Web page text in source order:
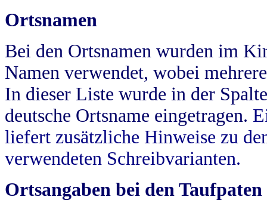
Ortsnamen
Bei den Ortsnamen wurden im
Namen verwendet, wobei
In dieser Liste wurde in der
deutsche Ortsname eingetragen.
liefert zusätzliche Hinweise zu
verwendeten Schreibvarianten.
Ortsangaben bei den Taufpaten